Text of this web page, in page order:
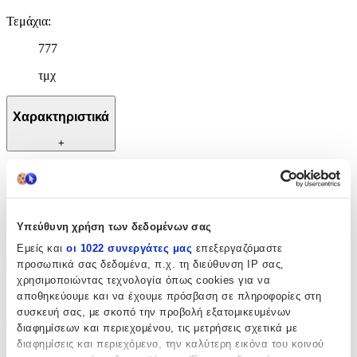
Υπεύθυνη χρήση των δεδομένων σας
Εμείς και οι 1022 συνεργάτες μας επεξεργαζόμαστε
προσωπικά σας δεδομένα, π.χ. τη διεύθυνση IP σας,
χρησιμοποιώντας τεχνολογία όπως cookies για να
αποθηκεύουμε και να έχουμε πρόσβαση σε πληροφορίες στη
συσκευή σας, με σκοπό την προβολή εξατομικευμένων
διαφημίσεων και περιεχομένου, τις μετρήσεις σχετικά με
διαφημίσεις και περιεχόμενο, την καλύτερη εικόνα του κοινού
Τεμάχια:
777
τμχ
Χαρακτηριστικά
+
Χαρακτηριστικά
Ηλικία:
9+ Ετών
Bristles:
Όχι